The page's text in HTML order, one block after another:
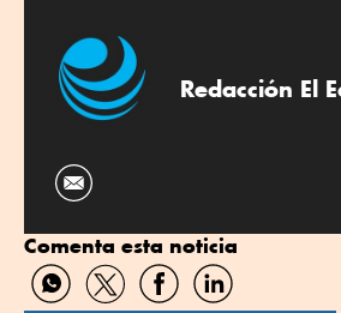
Redacción El
Comenta esta noticia
CompartirCompartirCompartirCompartir